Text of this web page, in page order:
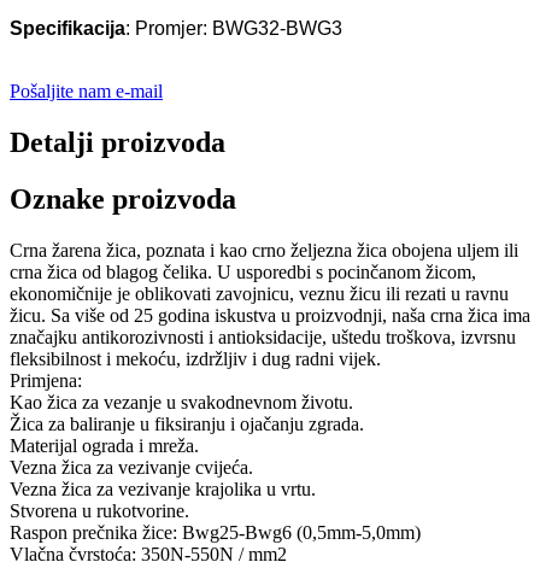
Specifikacija: Promjer: BWG32-BWG3
Pošaljite nam e-mail
Detalji proizvoda
Oznake proizvoda
Crna žarena žica, poznata i kao crno željezna žica obojena uljem ili
crna žica od blagog čelika. U usporedbi s pocinčanom žicom,
ekonomičnije je oblikovati zavojnicu, veznu žicu ili rezati u ravnu
žicu. Sa više od 25 godina iskustva u proizvodnji, naša crna žica ima
značajku antikorozivnosti i antioksidacije, uštedu troškova, izvrsnu
fleksibilnost i mekoću, izdržljiv i dug radni vijek.
Primjena:
Kao žica za vezanje u svakodnevnom životu.
Žica za baliranje u fiksiranju i ojačanju zgrada.
Materijal ograda i mreža.
Vezna žica za vezivanje cvijeća.
Vezna žica za vezivanje krajolika u vrtu.
Stvorena u rukotvorine.
Raspon prečnika žice: Bwg25-Bwg6 (0,5mm-5,0mm)
Vlačna čvrstoća: 350N-550N / mm2